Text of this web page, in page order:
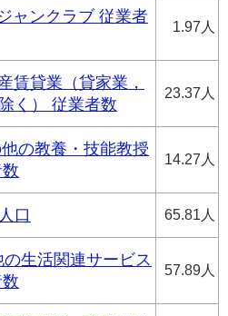
ャンクラブ 従業者
1.97人
賃貸業（貸家業，
く） 従業者数
23.37人
の教養・技能教授
14.27人
口 65.81人
の生活関連サービス
57.89人